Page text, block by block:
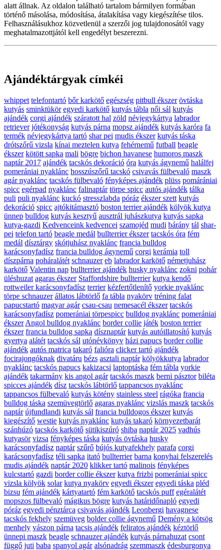
alatt állnak. Az oldalon található tartalom bármilyen formában
történő másolása, módosítása, átalakítása vagy kiegészítése tilos.
Felhasználásukhoz közvetlenül a szerzői jog tulajdonosától vagy
meghatalmazottjától kell engedélyt beszerezni.
Ajándéktárgyak címkéi
whippet telefontartó bőr karkötő egészség pitbull ékszer övtáska
kutyás sminktükör egyedi karkötő kutyás tábla női sál kutyás
ajándék corgi ajándék száratott hal zöld névjegykártya labrador
retriever jótékonyság kutyás párna mopsz ajándék kutyás karóra fa
termék névjegykártya tartó shar pei mudis ékszer kutyás táska
drótszőrű vizsla kínai meztelen kutya fehérnemű futball beagle
ékszer kötött sapka mali bögre bichon havanese humoros maszk
naptár 2017 ajándék tacskós dekoráció óra kutyás ágynemű halálfej
pomerániai nyaklánc hosszúszőrű tacskó csivavás fülbevaló maszk
agár nyaklánc tacskós fülbevaló fényképes ajándék plüss pomárániai
spicc egérpad nyaklánc falinaptár törpe spicc autós ajándék tálka
puli puli nyaklánc kuckó stresszlabda póráz ékszer szett kutyás
dekoráció spicc ajtókitámasztó boston terrier ajándék kölyök kutya
ünnep bulldog kutyás kesztyű ausztrál juhászkutya kutyás sapka
kutya-gazdi Kedvenceink kedvencei szamojéd mudi bárány tál shar-
pei telefon tartó beagle medál bullterrier ékszer tacskós óra fém
medál dísztárgy skótjuhász nyaklánc francia bulldog
karácsonyfadísz francia bulldog ágynemű corgi kerámia toll
díszpárna poháralátét schnauzer eb labrador karkötő németjuhász
karkötő Valentin nap bullterrier ajándék husky nyaklánc zokni pohár
üléshuzat agaras ékszer Staffordshire bullterrier kutya kendő
rottweiler karácsonyfadísz terrier kézfertőtlenítő yorkie nyaklánc
törpe schnauzer állatos lábtörlő fa tábla nyakörv tréning falat
papucstartó magyar agár csau-csau nemesacél ékszer tacskós
karácsonyfadísz pomerániai törpespicc bulldog nyaklánc pomerániai
ékszer Angol bulldog nyaklánc border collie játék boston terrier
ékszer francia bulldog sapka dísznaptár kutyás autóillatosító kutyás
gyertya alátét tacskós sál utónévkönyv házi papucs border collie
ajándék autós matrica takaró falióra clicker tartó ajándék
focirajongóknak divatáru bézs asztali naptár kölyökkutya labrador
nyaklánc tacskós papucs kakizacsi laptoptáska fém tábla yorkie
ajándék takarmány kis angol agár tacskós maszk berni pásztor biléta
spicces ajándék dísz tacskós lábtörlő tappancsos nyaklánc
tappancsos fülbevaló kutyás kötény stainless steel rágóka francia
bulldog táska szemüvegtörlő agaras nyaklánc vizslás maszk tacskós
naptár újfundlandi kutyás sál francia bulldogos ékszer kutyás
kiegészítő westie kutyás nyaklánc kutyás takaró környezetbarát
szánhúzó tacskós karkötő sütikiszúró shiba naptár 2025 vadhús
kutyasör vizsa fényképes táska kutyás övtáska husky
karácsonyfadísz naptár szűrő bújós kutyafekhely parafa corgi
karácsonyfadísz téli sapka itató bullterrier barna konyhai felszerelés
mudis ajándék naptár 2020 klikker tartó malinois fényképes
kulcstartó gazdi border collie ékszer kutya frizbi pomerániai spicc
vizsla kölyök solar kutya nyakörv egyedi ékszer egyedi táska pléd
bizsu fém ajándék kártyatartó fém karkötő tacskós puff egéralátét
mopszos fülbevaló mágikus bögre kutyás határidőnapló egyedi
póráz egyedi pénztárca csivavás ajándék Leonbergi havagnese
tacskós fekhely szemüveg bolder collie ágynemű Demény a kötsög
menhely vászon párna tacsis ajándék feliratos ajándék kéztörlő
ünnepi maszk beagle schnauzer ajándék kutyás párnahuzat csont
függő juti baba spanyol agár alsónadrág szemmaszk édesburgonya